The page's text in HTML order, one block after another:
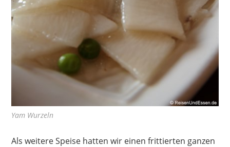
Yam Wurzeln
Als weitere Speise hatten wir einen frittierten ganzen